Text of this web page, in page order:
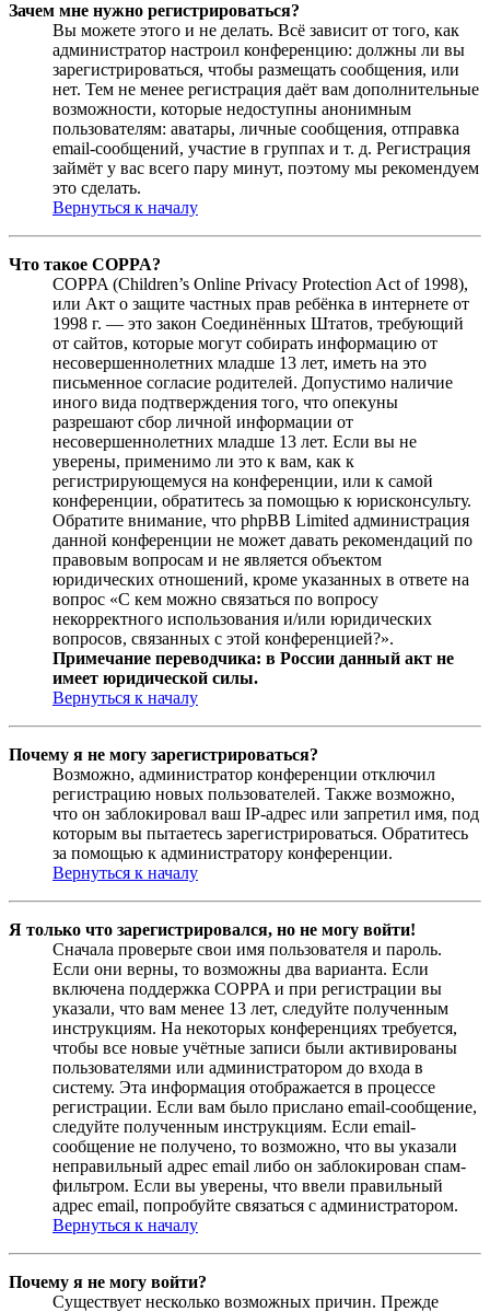
Зачем мне нужно регистрироваться?
Вы можете этого и не делать. Всё зависит от того, как
администратор настроил конференцию: должны ли вы
зарегистрироваться, чтобы размещать сообщения, или
нет. Тем не менее регистрация даёт вам дополнительные
возможности, которые недоступны анонимным
пользователям: аватары, личные сообщения, отправка
email-сообщений, участие в группах и т. д. Регистрация
займёт у вас всего пару минут, поэтому мы рекомендуем
это сделать.
Вернуться к началу
Что такое COPPA?
COPPA (Children’s Online Privacy Protection Act of 1998),
или Акт о защите частных прав ребёнка в интернете от
1998 г. — это закон Соединённых Штатов, требующий
от сайтов, которые могут собирать информацию от
несовершеннолетних младше 13 лет, иметь на это
письменное согласие родителей. Допустимо наличие
иного вида подтверждения того, что опекуны
разрешают сбор личной информации от
несовершеннолетних младше 13 лет. Если вы не
уверены, применимо ли это к вам, как к
регистрирующемуся на конференции, или к самой
конференции, обратитесь за помощью к юрисконсульту.
Обратите внимание, что phpBB Limited администрация
данной конференции не может давать рекомендаций по
правовым вопросам и не является объектом
юридических отношений, кроме указанных в ответе на
вопрос «С кем можно связаться по вопросу
некорректного использования и/или юридических
вопросов, связанных с этой конференцией?».
Примечание переводчика: в России данный акт не
имеет юридической силы.
Вернуться к началу
Почему я не могу зарегистрироваться?
Возможно, администратор конференции отключил
регистрацию новых пользователей. Также возможно,
что он заблокировал ваш IP-адрес или запретил имя, под
которым вы пытаетесь зарегистрироваться. Обратитесь
за помощью к администратору конференции.
Вернуться к началу
Я только что зарегистрировался, но не могу войти!
Сначала проверьте свои имя пользователя и пароль.
Если они верны, то возможны два варианта. Если
включена поддержка COPPA и при регистрации вы
указали, что вам менее 13 лет, следуйте полученным
инструкциям. На некоторых конференциях требуется,
чтобы все новые учётные записи были активированы
пользователями или администратором до входа в
систему. Эта информация отображается в процессе
регистрации. Если вам было прислано email-сообщение,
следуйте полученным инструкциям. Если email-
сообщение не получено, то возможно, что вы указали
неправильный адрес email либо он заблокирован спам-
фильтром. Если вы уверены, что ввели правильный
адрес email, попробуйте связаться с администратором.
Вернуться к началу
Почему я не могу войти?
Существует несколько возможных причин. Прежде